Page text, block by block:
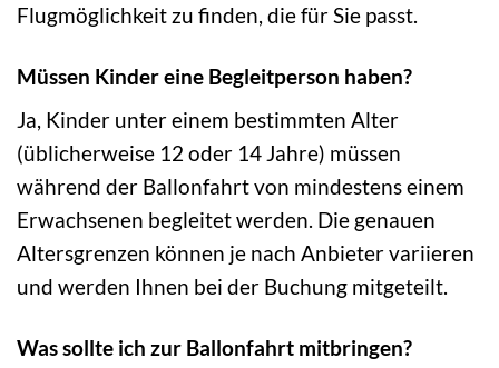
Flugmöglichkeit zu finden, die für Sie passt.
Müssen Kinder eine Begleitperson haben?
Ja, Kinder unter einem bestimmten Alter
(üblicherweise 12 oder 14 Jahre) müssen
während der Ballonfahrt von mindestens einem
Erwachsenen begleitet werden. Die genauen
Altersgrenzen können je nach Anbieter variieren
und werden Ihnen bei der Buchung mitgeteilt.
Was sollte ich zur Ballonfahrt mitbringen?